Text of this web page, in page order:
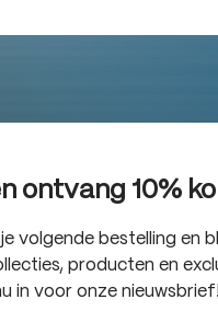
ontvang 10%
volgende bestelling en
producten en
in voor onze nieuwsbrief!